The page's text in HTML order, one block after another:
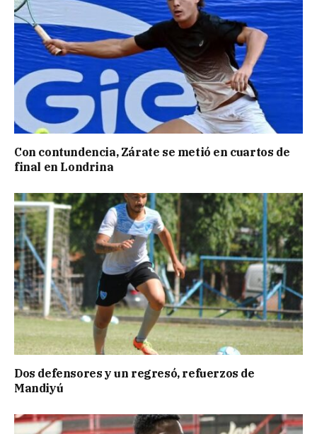
Con contundencia, Zárate se metió en cuartos de
final en Londrina
Dos defensores y un regresó, refuerzos de
Mandiyú